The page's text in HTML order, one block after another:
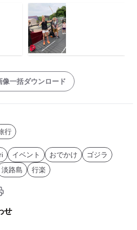
像一括ダウンロード
行
イベント おでかけ
ゴジラ
淡路島 行楽
せ